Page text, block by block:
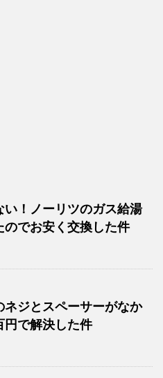
い！ノーリツのガス給湯
のでお安く交換した件
ネジとスペーサーがなか
円で解決した件